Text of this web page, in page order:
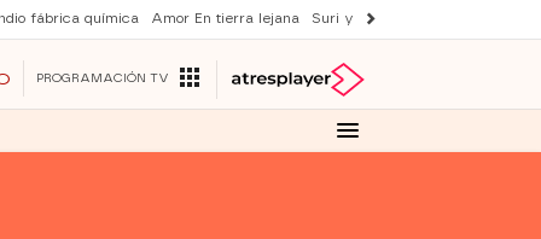
fábrica química Amor En tierra lejana Suri y Tom Cruise
PROGRAMACIÓN TV